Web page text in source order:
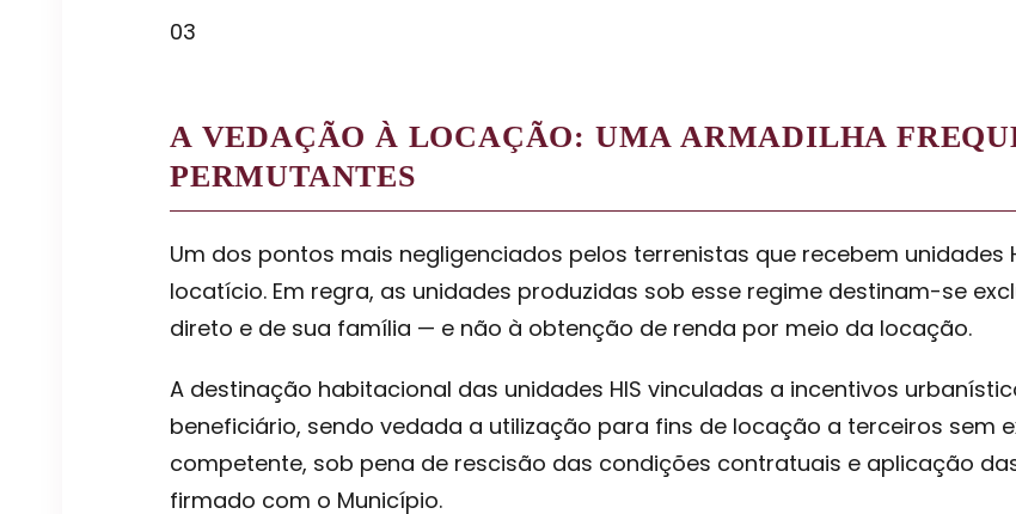
03
A VEDAÇÃO À LOCAÇÃO: UMA ARMADILHA
PERMUTANTES
Um dos pontos mais negligenciados pelos terrenistas que recebem unidades
locatício. Em regra, as unidades produzidas sob esse regime destinam-se
direto e de sua família — e não à obtenção de renda por meio da locação.
A destinação habitacional das unidades HIS vinculadas a incentivos
beneficiário, sendo vedada a utilização para fins de locação a terceiros sem
competente, sob pena de rescisão das condições contratuais e aplicação
firmado com o Município.